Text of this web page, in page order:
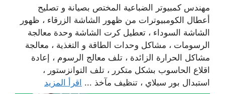
مهندس كمبيوتر الضباعية المختص بصيانة و تصليح
أعطال الكومبيوترات من ظهور الشاشة الزرقاء ، ظهور
الشاشة السوداء ، تعطيل كرت الشاشة وحدة معالجة
الرسومات ، مشاكل وحدات الطاقة و التغذية ، معالجة
مشاكل الحرارة الزائدة ، تلف معالج الرسوم ، إعادة
اقلاع الحاسوب بشكل متكرر ، تلف التوانزستور ،
استبدال بور سبلاي ، تنظيف مآخذ ... اقرأ المزيد